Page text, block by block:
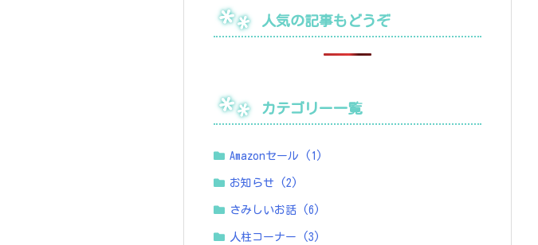
人気の記事もどうぞ
カテゴリー一覧
Amazonセール (1)
お知らせ (2)
さみしいお話 (6)
人柱コーナー (3)